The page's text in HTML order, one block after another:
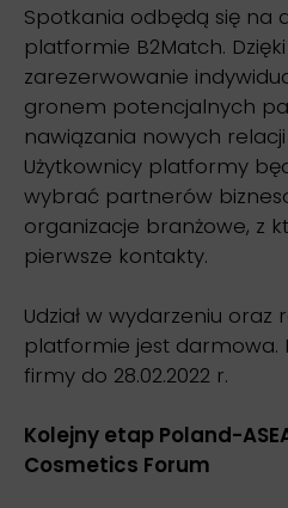
Spotkania odbędą się na
platformie B2Match.
zarezerwowanie
gronem potencjalnych
nawiązania nowych
Użytkownicy platformy
wybrać partnerów
organizacje branżowe, z
pierwsze kontakty.
Udział w wydarzeniu oraz
platformie jest darmowa.
firmy do 28.02.2022 r.
Kolejny etap Poland-
Cosmetics Forum